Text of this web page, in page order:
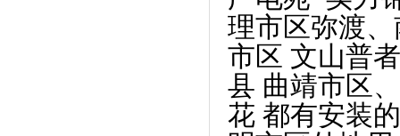
理市区弥渡
市区 文山普
县 曲靖市区
花 都有安装